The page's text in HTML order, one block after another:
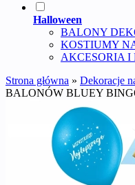
Halloween
BALONY
KOSTIUMY
AKCESORIA I
Strona główna » Dekoracje
BALONÓW BLUEY